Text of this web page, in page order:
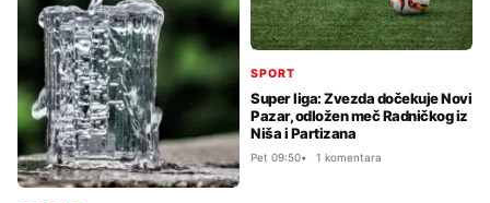
SPORT
Super liga: Zvezda dočekuje Novi
Pazar, odložen meč Radničkog iz
Niša i Partizana
Pet 09:50 1 komentara